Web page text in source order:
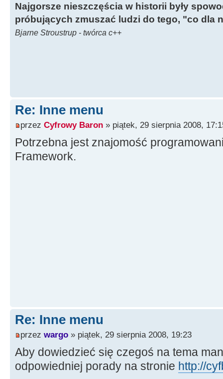
Najgorsze nieszczęścia w historii były
próbujących zmuszać ludzi do tego, "co dla
Bjarne Stroustrup - twórca c++
Re: Inne menu
przez Cyfrowy Baron » piątek, 29 sierpnia 2008,
Potrzebna jest znajomość
Framework.
Re: Inne menu
przez wargo » piątek, 29 sierpnia 2008, 19:23
Aby dowiedzieć się czegoś na tema
odpowiedniej porady na stronie http://